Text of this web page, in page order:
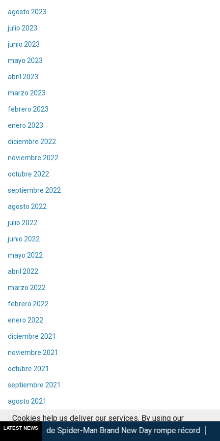
agosto 2023
julio 2023
junio 2023
mayo 2023
abril 2023
marzo 2023
febrero 2023
enero 2023
diciembre 2022
noviembre 2022
octubre 2022
septiembre 2022
agosto 2022
julio 2022
junio 2022
mayo 2022
abril 2022
marzo 2022
febrero 2022
enero 2022
diciembre 2021
noviembre 2021
octubre 2021
septiembre 2021
agosto 2021
julio 2021
LATEST NEWSMan Brand New Day rompe récord Alicia Silverstone
Cookies help us deliver our services. By using our
services, you agree to our use of cookies.
Got it